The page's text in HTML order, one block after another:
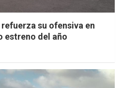
refuerza su ofensiva en
estreno del año